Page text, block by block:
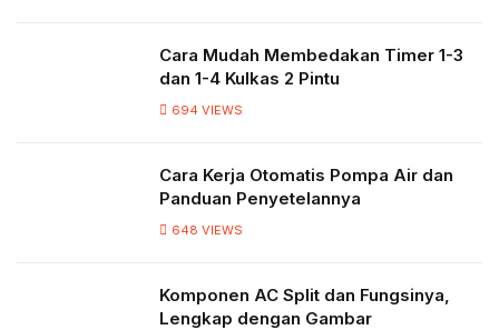
Cara Mudah Membedakan Timer 1-3
dan 1-4 Kulkas 2 Pintu
694 VIEWS
Cara Kerja Otomatis Pompa Air dan
Panduan Penyetelannya
648 VIEWS
Komponen AC Split dan Fungsinya,
Lengkap dengan Gambar